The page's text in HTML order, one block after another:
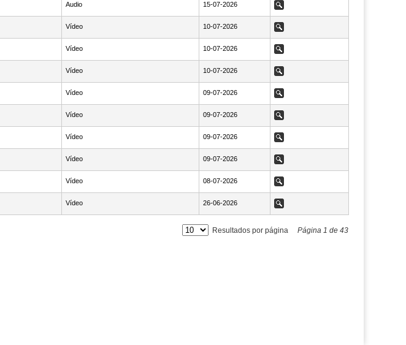
Audio NaN15-07-2026
15-07-2026 Ver
Vídeo NaN10-07-2026
10-07-2026 Ver
Vídeo NaN10-07-2026
10-07-2026 Ver
Vídeo NaN10-07-2026
10-07-2026 Ver
Vídeo NaN09-07-2026
09-07-2026 Ver
Vídeo NaN09-07-2026
09-07-2026 Ver
Vídeo NaN09-07-2026
09-07-2026 Ver
Vídeo NaN09-07-2026
09-07-2026 Ver
Vídeo NaN08-07-2026
08-07-2026 Ver
Vídeo NaN26-06-2026
26-06-2026 Ver
Resultados por página Página 1 de 43